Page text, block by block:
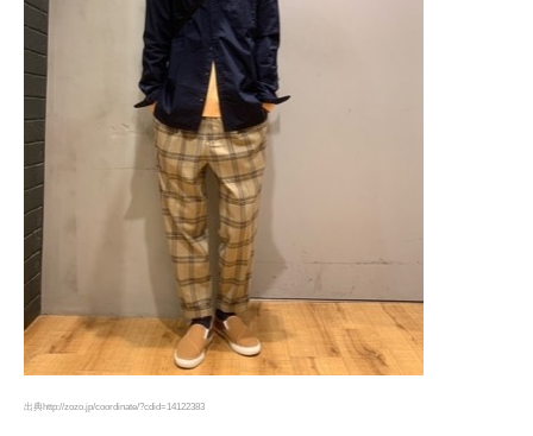
出典http://zozo.jp/coordinate/?cdid=14122383